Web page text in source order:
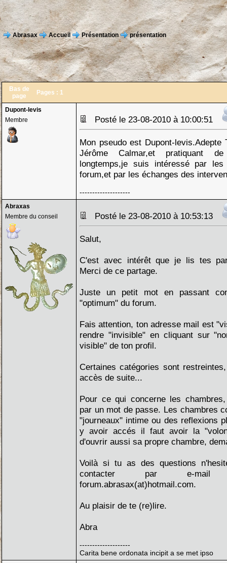
Abrasax Accueil Présentation présentation
Bas de
page
Pages : 1
Dupont-levis
Membre
Posté le 23-08-2010 à 10:00:51
Mon pseudo est Dupont-levis.Adepte
Jérôme Calmar,et pratiquant
longtemps,je suis intéressé par
forum,et par les échanges des
--------------------
Abraxas
Membre du conseil
Posté le 23-08-2010 à 10:53:13
Salut,
C'est avec intérêt que je lis tes
Merci de ce partage.
Juste un petit mot en passant
"optimum" du forum.
Fais attention, ton adresse mail est
rendre "invisible" en cliquant sur
visible" de ton profil.
Certaines catégories sont
accès de suite...
Pour ce qui concerne les
par un mot de passe. Les chambres
"journeaux" intime ou des reflexions
y avoir accés il faut avoir la
d'ouvrir aussi sa propre chambre,
Voilà si tu as des questions
contacter par e-mail
forum.abrasax(at)hotmail.com.
Au plaisir de te (re)lire.
Abra
--------------------
Carita bene ordonata incipit a se met ipso